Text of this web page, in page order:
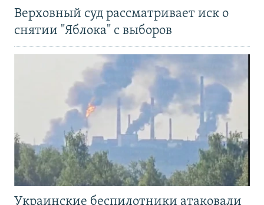
Верховный суд рассматривает иск о
снятии "Яблока" с выборов
Украинские беспилотники атаковали